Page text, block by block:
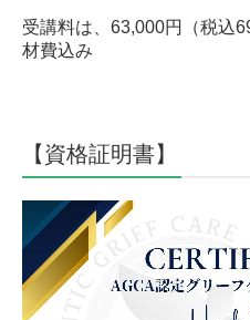
受講料は、63,000円（税込
材費込み
【資格証明書】